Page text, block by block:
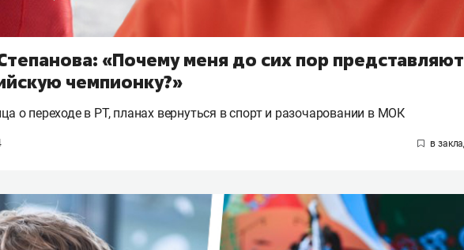
«Почему меня до сих пор представляют
чемпионку?»
о переходе в РТ, планах вернуться в спорт и разочаровании в МОК